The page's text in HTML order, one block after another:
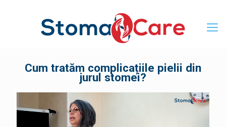
Cum tratăm complicațiile pielii din
jurul stomei?